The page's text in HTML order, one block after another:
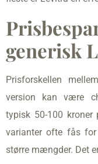
generisk
Prisforskellen
version kan være
typisk 50-100 kroner
varianter ofte fås
større mængder. Det